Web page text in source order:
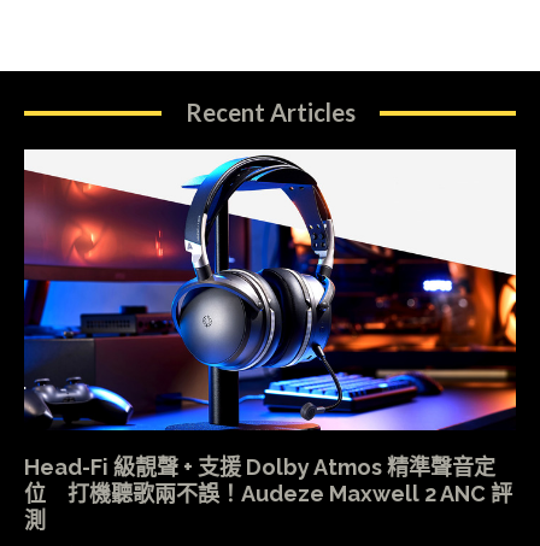
Recent Articles
Head-Fi 級靚聲 + 支援 Dolby Atmos 精準聲音定
位 打機聽歌兩不誤！Audeze Maxwell 2 ANC 評
測